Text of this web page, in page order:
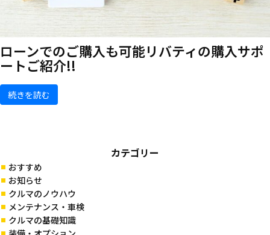
ローンでのご購入も可能リバティの購入サポ
ートご紹介!!
続きを読む
カテゴリー
おすすめ
お知らせ
クルマのノウハウ
メンテナンス・車検
クルマの基礎知識